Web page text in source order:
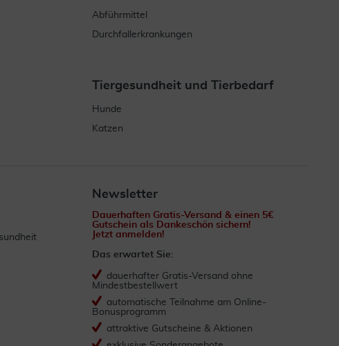
Abführmittel
Durchfallerkrankungen
Tiergesundheit und Tierbedarf
Hunde
Katzen
Newsletter
Dauerhaften Gratis-Versand & einen 5€
Gutschein als Dankeschön sichern!
Jetzt anmelden!
Das erwartet Sie:
dauerhafter Gratis-Versand ohne
Mindestbestellwert
automatische Teilnahme am Online-
Bonusprogramm
attraktive Gutscheine & Aktionen